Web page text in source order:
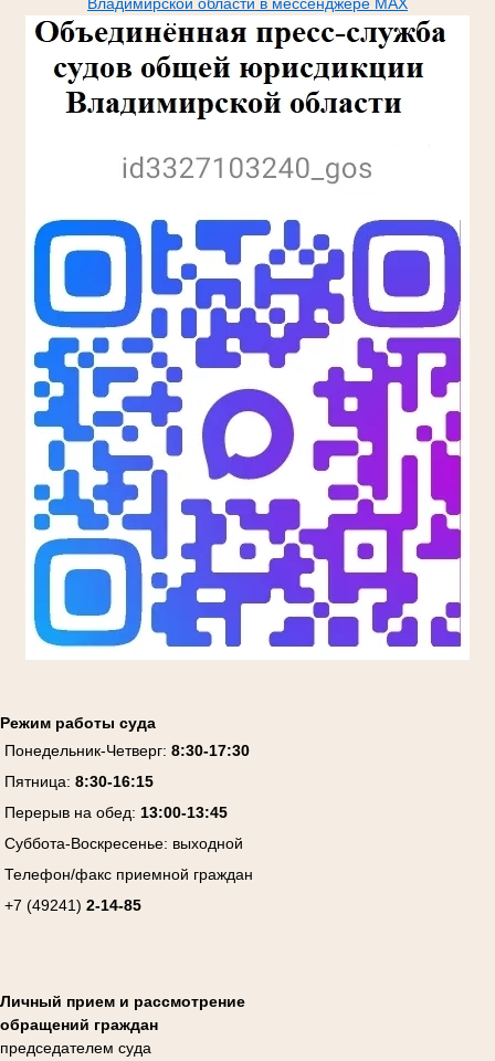
Режим работы суда
Понедельник-Четверг: 8:30-17:30
Пятница: 8:30-16:15
Перерыв на обед: 13:00-13:45
Суббота-Воскресенье: выходной
Телефон/факс приемной граждан
+7 (49241) 2-14-85
Личный прием и рассмотрение
обращений граждан
председателем суда